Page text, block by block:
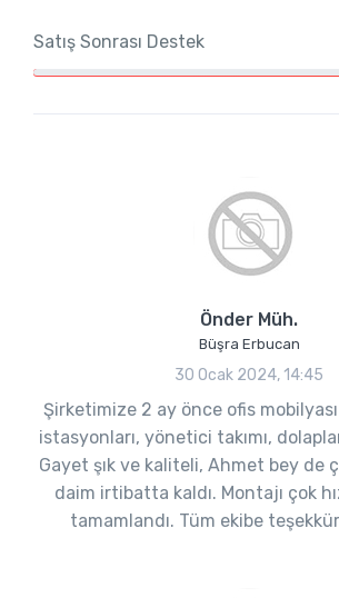
Satış Sonrası Destek
Önder Müh.
Büşra Erbucan
30 Ocak 2024, 14:45
Şirketimize 2 ay önce ofis mobilyası
istasyonları, yönetici takımı,
Gayet şık ve kaliteli, Ahmet bey de
daim irtibatta kaldı. Montajı çok
tamamlandı. Tüm ekibe